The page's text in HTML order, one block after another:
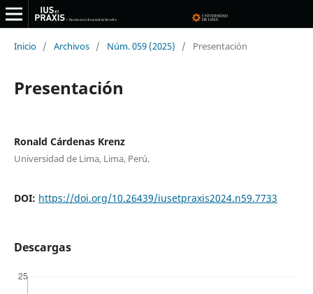
Inicio / Archivos / Núm. 059 (2025) / Presentación
Presentación
Ronald Cárdenas Krenz
Universidad de Lima, Lima, Perú.
DOI: https://doi.org/10.26439/iusetpraxis2024.n59.7733
Descargas